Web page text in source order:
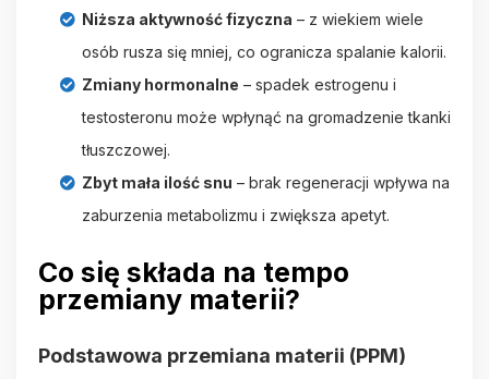
Niższa aktywność fizyczna – z wiekiem wiele
osób rusza się mniej, co ogranicza spalanie kalorii.
Zmiany hormonalne – spadek estrogenu i
testosteronu może wpłynąć na gromadzenie tkanki
tłuszczowej.
Zbyt mała ilość snu – brak regeneracji wpływa na
zaburzenia metabolizmu i zwiększa apetyt.
Co się składa na tempo
przemiany materii?
Podstawowa przemiana materii (PPM)